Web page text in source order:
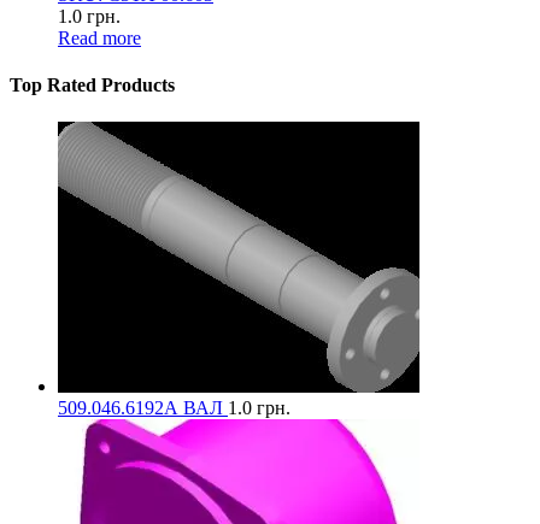
1.0 грн.
Read more
Top Rated Products
509.046.6192А ВАЛ 1.0 грн.